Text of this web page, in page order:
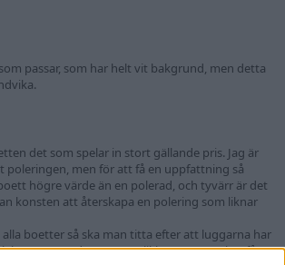
passar, som har helt vit bakgrund, men detta
det som spelar in stort gällande pris. Jag är
poleringen, men för att få en uppfattning så
högre värde än en polerad, och tyvärr är det
konsten att återskapa en polering som liknar
boetter så ska man titta efter att luggarna har
Det är med stor sannolikhet att caset har fått